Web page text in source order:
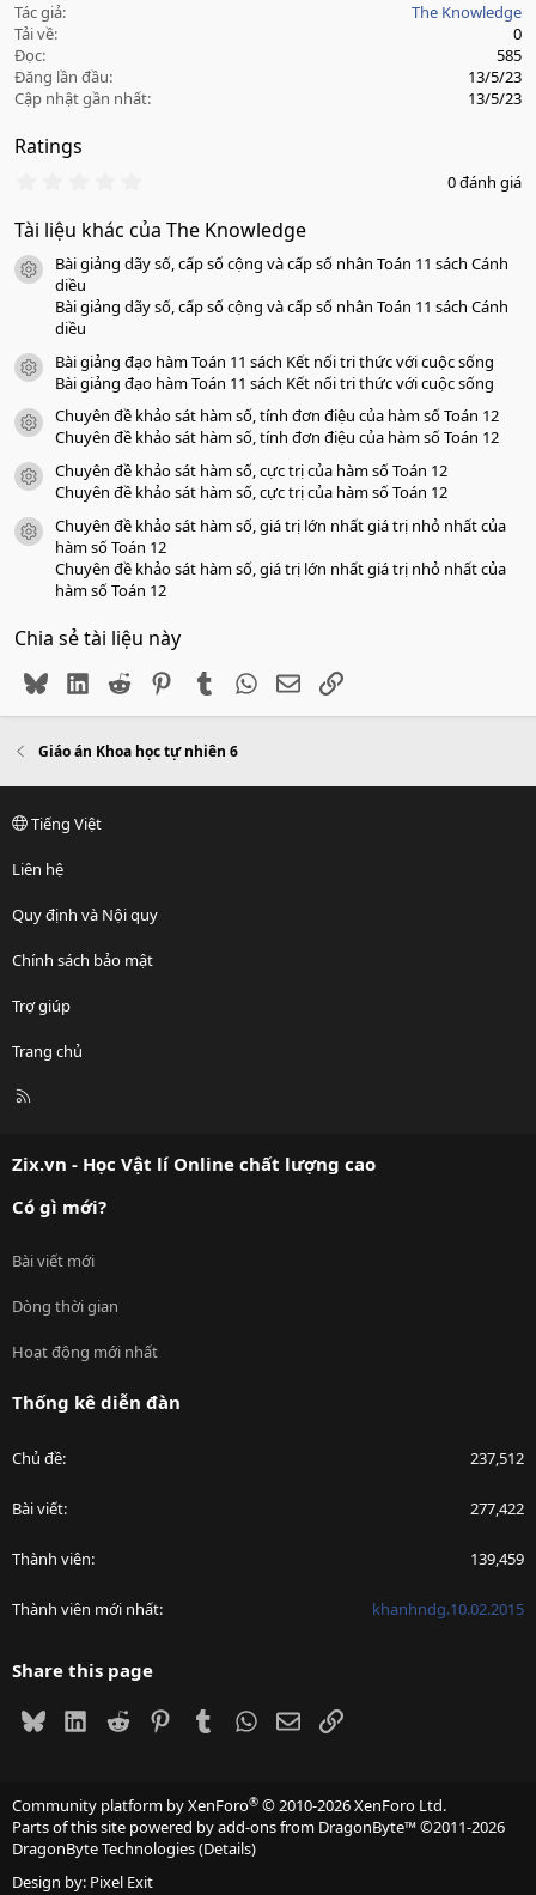
Tác giả
The Knowledge
Tải về
0
Đọc
585
Đăng lần đầu
13/5/23
Cập nhật gần nhất
13/5/23
Ratings
0
0
a
0 đánh giá
Tài liệu khác của The Knowledge
icon tài liệu
Bài giảng dãy số, cấp số cộng và cấp số nhân Toán 11 sách Cánh
diều
Bài giảng dãy số, cấp số cộng và cấp số nhân Toán 11 sách Cánh
diều
icon tài liệu
Bài giảng đạo hàm Toán 11 sách Kết nối tri thức với cuộc sống
Bài giảng đạo hàm Toán 11 sách Kết nối tri thức với cuộc sống
icon tài liệu
Chuyên đề khảo sát hàm số, tính đơn điệu của hàm số Toán 12
Chuyên đề khảo sát hàm số, tính đơn điệu của hàm số Toán 12
icon tài liệu
Chuyên đề khảo sát hàm số, cực trị của hàm số Toán 12
Chuyên đề khảo sát hàm số, cực trị của hàm số Toán 12
icon tài liệu
Chuyên đề khảo sát hàm số, giá trị lớn nhất giá trị nhỏ nhất của
hàm số Toán 12
Chuyên đề khảo sát hàm số, giá trị lớn nhất giá trị nhỏ nhất của
hàm số Toán 12
Chia sẻ tài liệu này
BlueskyLinkedIn
Reddit PinterestTumblr WhatsApp
EmailLink
Giáo án Khoa học tự nhiên 6
Tiếng Việt
Liên hệ
Quy định và Nội quy
Chính sách bảo mật
Trợ giúp
Trang chủ
R
Zix.vn - Học Vật lí Online chất lượng cao
Có gì mới?
Bài viết mới
Dòng thời gian
Hoạt động mới nhất
Thống kê diễn đàn
Chủ đề 237,512
Bài viết 277,422
Thành viên 139,459
Thành viên mới nhất khanhndg.10.02.2015
Share this page
BlueskyLinkedIn
Reddit PinterestTumblrWhatsApp
EmailLink
Community platform by XenForo® © 2010-2026 XenForo Ltd.
Parts of this site powered byadd-ons from DragonByte™©2011-2026
DragonByte Technologies(Details)
Design by: Pixel Exit